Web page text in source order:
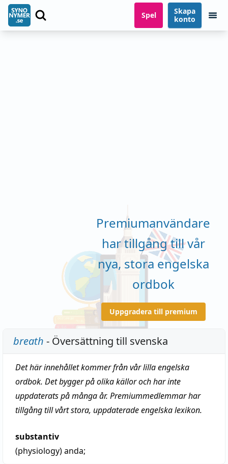
Spel
Skapa
konto
Premiumanvändare
har tillgång till vår
nya, stora engelska
ordbok
Uppgradera till premium
breath - Översättning till svenska
Det här innehållet kommer från vår lilla engelska
ordbok. Det bygger på olika källor och har inte
uppdaterats på många år. Premiummedlemmar har
tillgång till vårt stora, uppdaterade engelska lexikon.
substantiv
(physiology)anda;